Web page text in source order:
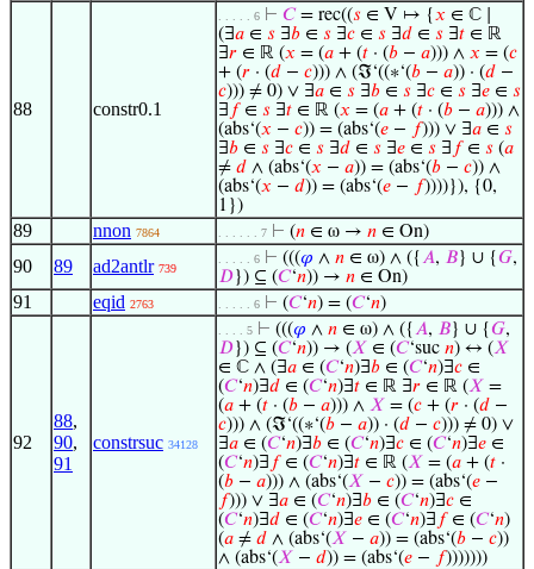
88 constr0.1
. . . . . 6 ⊢ 𝐶= rec((𝑠 ∈ V ↦ {𝑥 ∈ ℂ ∣
(∃𝑎 ∈ 𝑠 ∃𝑏 ∈ 𝑠 ∃𝑐 ∈ 𝑠 ∃𝑑 ∈ 𝑠 ∃𝑡 ∈ ℝ
∃𝑟 ∈ ℝ (𝑥 = (𝑎 + (𝑡 · (𝑏 − 𝑎))) ∧ 𝑥 = (𝑐
+ (𝑟 · (𝑑 − 𝑐))) ∧ (ℑ‘((∗‘(𝑏 − 𝑎)) · (𝑑 −
𝑐))) ≠ 0) ∨ ∃𝑎 ∈ 𝑠 ∃𝑏 ∈ 𝑠 ∃𝑐 ∈ 𝑠 ∃𝑒 ∈ 𝑠
∃ 𝑓∈ 𝑠 ∃𝑡 ∈ ℝ (𝑥 = (𝑎 + (𝑡 · (𝑏 − 𝑎))) ∧
(abs‘(𝑥 − 𝑐)) = (abs‘(𝑒 − 𝑓))) ∨ ∃𝑎 ∈ 𝑠
∃𝑏 ∈ 𝑠 ∃𝑐 ∈ 𝑠 ∃𝑑 ∈ 𝑠 ∃𝑒 ∈ 𝑠 ∃ 𝑓∈ 𝑠 (𝑎
≠ 𝑑 ∧ (abs‘(𝑥 − 𝑎)) = (abs‘(𝑏 − 𝑐)) ∧
(abs‘(𝑥 − 𝑑)) = (abs‘(𝑒 − 𝑓))))}), {0,
1})
89 nnon 7864 . . . . . . 7 ⊢ (𝑛 ∈ ω → 𝑛 ∈ On)
90 89 ad2antlr 739
. . . . . 6 ⊢ (((𝜑 ∧ 𝑛 ∈ ω) ∧ ({𝐴, 𝐵} ∪ {𝐺,
𝐷}) ⊆ (𝐶‘𝑛)) → 𝑛 ∈ On)
91 eqid 2763 . . . . . 6 ⊢ (𝐶‘𝑛) = (𝐶‘𝑛)
92
88,
90,
91
constrsuc 34128
. . . . 5 ⊢ (((𝜑 ∧ 𝑛 ∈ ω) ∧ ({𝐴, 𝐵} ∪ {𝐺,
𝐷}) ⊆ (𝐶‘𝑛)) → (𝑋 ∈ (𝐶‘suc 𝑛) ↔ (𝑋
∈ ℂ ∧ (∃𝑎 ∈ (𝐶‘𝑛)∃𝑏 ∈ (𝐶‘𝑛)∃𝑐 ∈
(𝐶‘𝑛)∃𝑑 ∈ (𝐶‘𝑛)∃𝑡 ∈ ℝ ∃𝑟 ∈ ℝ (𝑋 =
(𝑎 + (𝑡 · (𝑏 − 𝑎))) ∧ 𝑋 = (𝑐 + (𝑟 · (𝑑 −
𝑐))) ∧ (ℑ‘((∗‘(𝑏 − 𝑎)) · (𝑑 − 𝑐))) ≠ 0) ∨
∃𝑎 ∈ (𝐶‘𝑛)∃𝑏 ∈ (𝐶‘𝑛)∃𝑐 ∈ (𝐶‘𝑛)∃𝑒 ∈
(𝐶‘𝑛)∃ 𝑓∈ (𝐶‘𝑛)∃𝑡 ∈ ℝ (𝑋 = (𝑎 + (𝑡 ·
(𝑏 − 𝑎))) ∧ (abs‘(𝑋 − 𝑐)) = (abs‘(𝑒 −
𝑓))) ∨ ∃𝑎 ∈ (𝐶‘𝑛)∃𝑏 ∈ (𝐶‘𝑛)∃𝑐 ∈
(𝐶‘𝑛)∃𝑑 ∈ (𝐶‘𝑛)∃𝑒 ∈ (𝐶‘𝑛)∃ 𝑓∈ (𝐶‘𝑛)
(𝑎 ≠ 𝑑 ∧ (abs‘(𝑋 − 𝑎)) = (abs‘(𝑏 − 𝑐))
∧ (abs‘(𝑋 − 𝑑)) = (abs‘(𝑒 − 𝑓)))))))